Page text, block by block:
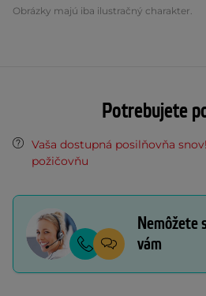
Obrázky majú iba ilustračný charakter.
Potrebujete
Vaša dostupná posilňovňa
požičovňu
Nemôžete
vám